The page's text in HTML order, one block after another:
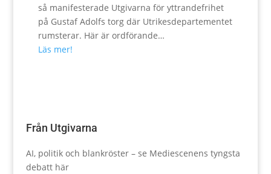
så manifesterade Utgivarna för yttrandefrihet
på Gustaf Adolfs torg där Utrikesdepartementet
rumsterar. Här är ordförande…
Läs mer!
Från Utgivarna
AI, politik och blankröster – se Mediescenens tyngsta
debatt här